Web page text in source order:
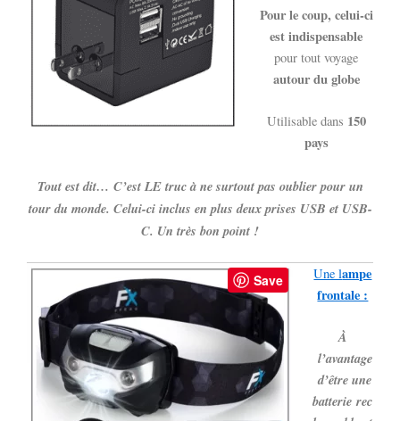
Pour le coup, celui-ci
est indispensable
pour tout voyage
autour du globe
Utilisable dans 150
pays
Tout est dit… C’est LE truc à ne surtout pas oublier pour un
tour du monde. Celui-ci inclus en plus deux prises USB et USB-
C. Un très bon point !
Save Une lampe
frontale :
À
l’avantage
d’être une
batterie rec